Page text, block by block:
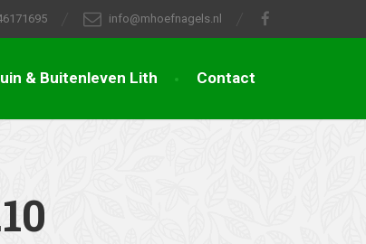
info@mhoefnagels.nl
& Buitenleven Lith Contact